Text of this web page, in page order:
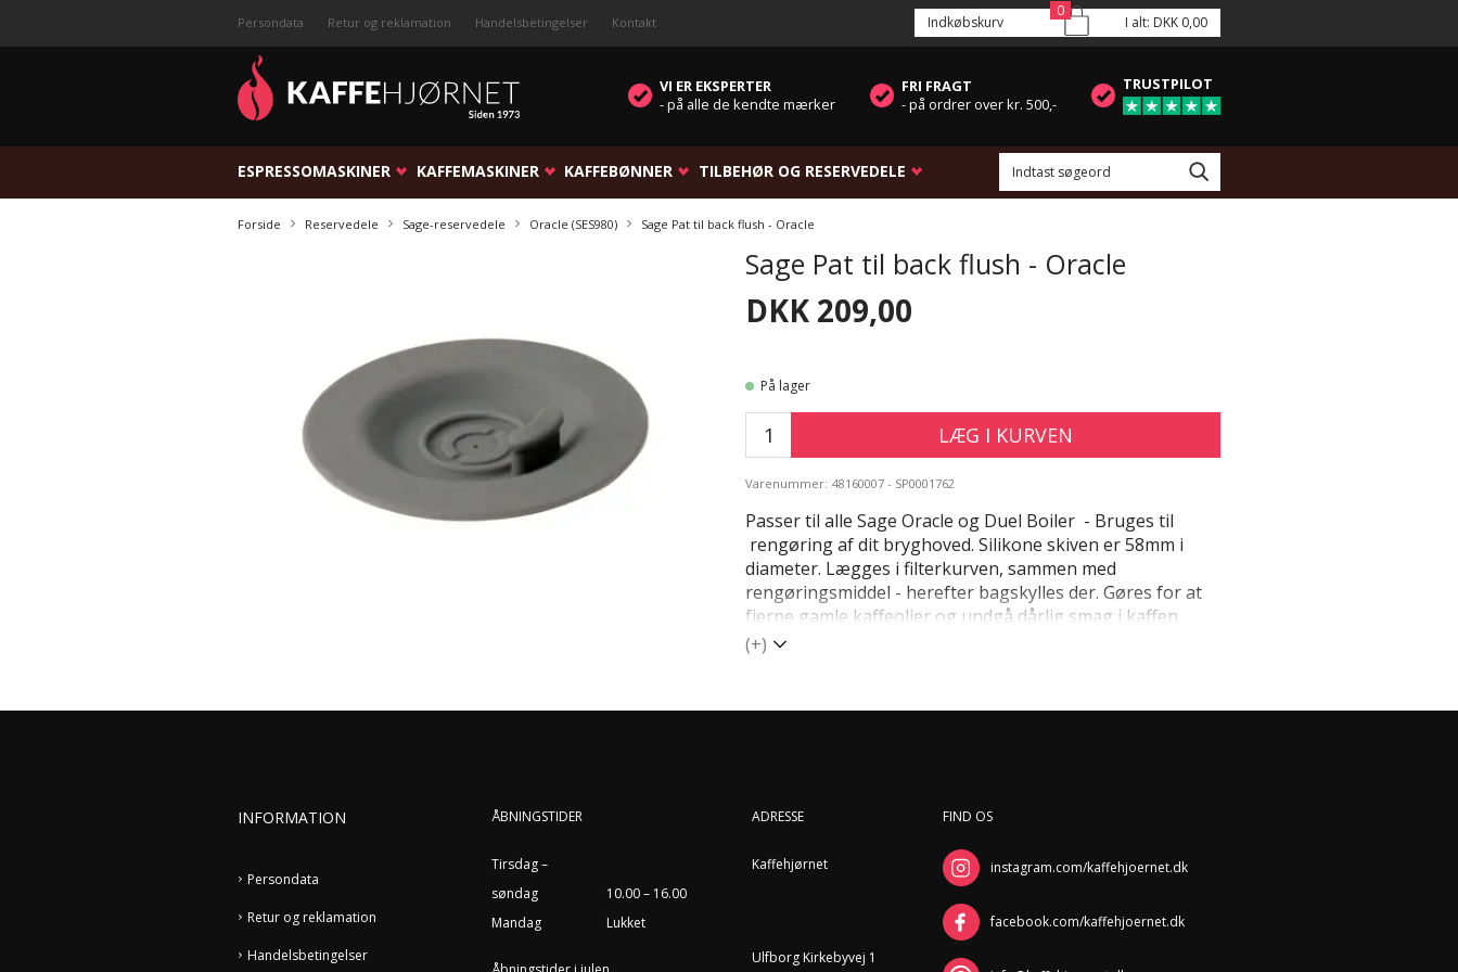
Persondata Retur og reklamation Handelsbetingelser Kontakt Indkøbskurv
0
I alt: DKK 0,00
VI ER EKSPERTER
- på alle de kendte mærker
FRI FRAGT
- på ordrer over kr. 500,-
TRUSTPILOT
ESPRESSOMASKINER KAFFEMASKINER KAFFEBØNNER TILBEHØR OG RESERVEDELE
Forside Reservedele Sage-reservedele Oracle (SES980) Sage Pat til back flush - Oracle
Sage Pat til back flush - Oracle
DKK 209,00
På lager
LÆG I KURVEN
Varenummer: 48160007 - SP0001762
Passer til alle Sage Oracle og Duel Boiler - Bruges til
rengøring af dit bryghoved. Silikone skiven er 58mm i
diameter. Lægges i filterkurven, sammen med
rengøringsmiddel - herefter bagskylles der. Gøres for at
fjerne gamle kaffeolier og undgå dårlig smag i kaffen.
(+)
INFORMATION
Persondata
Retur og reklamation
Handelsbetingelser
ÅBNINGSTIDER
Tirsdag –
søndag
10.00 – 16.00
Mandag
Lukket
ADRESSE
Kaffehjørnet
Ulfborg Kirkebyvej 1
FIND OS
instagram.com/kaffehjoernet.dk
facebook.com/kaffehjoernet.dk